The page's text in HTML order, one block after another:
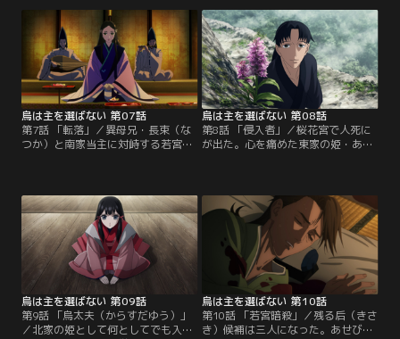
恐ろしい会合を目にしてしまう。会
合の場には、雪哉が若宮の側仕えに
なるきっかけを作った、ある宮烏の
姿があった。一方、桜花宮（おうか
ぐう）では、若宮を迎える「七夕の
儀式」の準備が進んでいた。
る敦房に、若宮はある依頼をする。
桜花宮（おうかぐう）では、内親
王・藤波の勧めで、東家の姫・あせ
びが琴を演奏することになった。そ
の腕前に、あせびを田舎者と侮って
いた女たちは圧倒される。
烏は主を選ばない 第07話
第7話 「転落」／異母兄・長束（な
つか）と南家当主に対峙する若宮。
う）と取引を交わした北家の白珠
（しらたま）。彼女はあせびを文泥
棒だと断じ、池に突き落とす。それ
を見た西家の真赭の薄（ますほのす
すき）はあせびを助け出し、あせび
の母・浮雲の君に…。
烏は主を選ばない 第08話
第8話 「侵入者」／桜花宮で人死に
が出た。心を痛めた東家の姫・あせ
責めたてるが、南家の浜木綿がその
場を収めた。一方、若宮の頼みで、
庭師の一巳（かずみ）を桜花宮を見
下ろす崖へと案内した雪哉。そこか
ら見えたのは、生気を失った白珠の
姿だった。
烏は主を選ばない 第09話
第9話 「烏太夫（からすだゆう）」
／北家の姫として何としてでも入内
烏は主を選ばない 第10話
第10話 「若宮暗殺」／残る后（きさ
き）候補は三人になった。あせび